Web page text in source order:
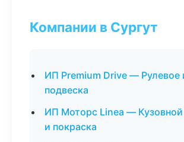
Компании в Сургут
ИП Premium Drive — Рулевое
подвеска
ИП Моторс Linea — Кузовной
и покраска